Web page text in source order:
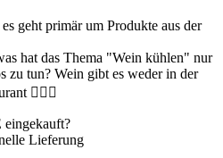
geht primär um Produkte aus der
hat das Thema "Wein kühlen" nur
zu tun? Wein gibt es weder in der
🤷🏼‍♀️
Lieferung